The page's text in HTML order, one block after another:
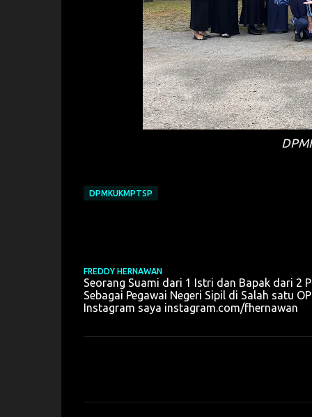
DPMKUKMPTSP
FREDDY HERNAWAN
Seorang Suami dari 1 Istri dan Bapak dari 2
Sebagai Pegawai Negeri Sipil di Salah satu
Instagram saya instagram.com/fhernawan